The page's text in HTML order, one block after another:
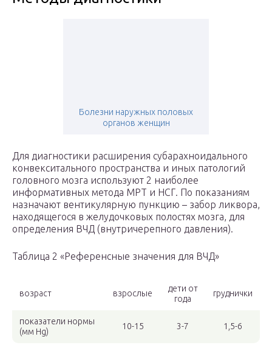
Болезни наружных половых
органов женщин
Для диагностики расширения субарахноидального
конвекситального пространства и иных патологий
головного мозга используют 2 наиболее
информативных метода МРТ и НСГ. По показаниям
назначают вентикулярную пункцию – забор ликвора,
находящегося в желудочковых полостях мозга, для
определения ВЧД (внутричерепного давления).
Таблица 2 «Референсные значения для ВЧД»
возраст взрослые
дети от
года
груднички
показатели нормы
(мм Hg)
10-15 3-7 1,5-6